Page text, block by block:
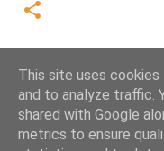
This site uses
and to analyze traffic.
shared with Google
metrics to ensure